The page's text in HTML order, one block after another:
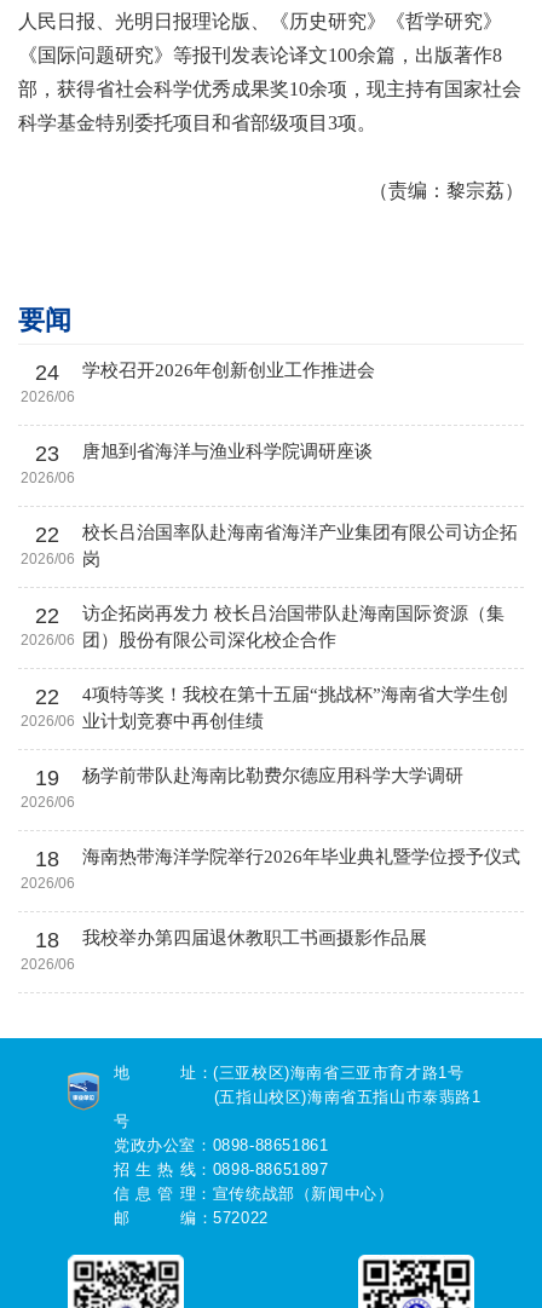
人民日报、光明日报理论版、《历史研究》《哲学研究》
《国际问题研究》等报刊发表论译文100余篇，出版著作8
部，获得省社会科学优秀成果奖10余项，现主持有国家社会
科学基金特别委托项目和省部级项目3项。
（责编：黎宗荔）
要闻
24
2026/06
学校召开2026年创新创业工作推进会
23
2026/06
唐旭到省海洋与渔业科学院调研座谈
22
2026/06
校长吕治国率队赴海南省海洋产业集团有限公司访企拓
岗
22
2026/06
访企拓岗再发力 校长吕治国带队赴海南国际资源（集
团）股份有限公司深化校企合作
22
2026/06
4项特等奖！我校在第十五届“挑战杯”海南省大学生创
业计划竞赛中再创佳绩
19
2026/06
杨学前带队赴海南比勒费尔德应用科学大学调研
18
2026/06
海南热带海洋学院举行2026年毕业典礼暨学位授予仪式
18
2026/06
我校举办第四届退休教职工书画摄影作品展
地 址：(三亚校区)海南省三亚市育才路1号
(五指山校区)海南省五指山市泰翡路1
号
党政办公室：0898-88651861
招 生 热 线：0898-88651897
信 息 管 理：宣传统战部（新闻中心）
邮 编：572022